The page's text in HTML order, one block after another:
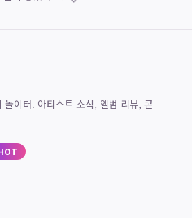
이터. 아티스트 소식, 앨범 리뷰, 콘